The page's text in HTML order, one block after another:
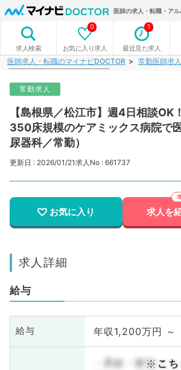
医師の求人・転職・ア
求人検索 お気に入り求人
0
最近見た求人
1
医師求人・転職のマイナビDOCTOR 常勤医師求人
常勤求人
【島根県／松江市】週4日相談OK
350床規模のケアミックス病院で
尿器科／常勤）
更新日 : 2026/01/21求人No : 661737
お気に入り 求人を
求人詳細
給与
給与 年収1,200万円 ～
・昇給・賞与